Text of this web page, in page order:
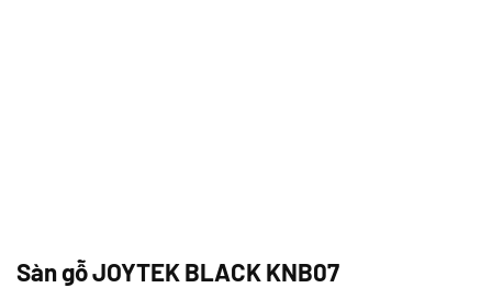
Sàn gỗ JOYTEK BLACK KNB07